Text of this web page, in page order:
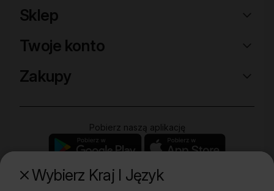
Wybierz Kraj I Język
Sklep
Twoje konto
Zakupy
Pobierz naszą aplikację
Poznaj naszą drugą markę